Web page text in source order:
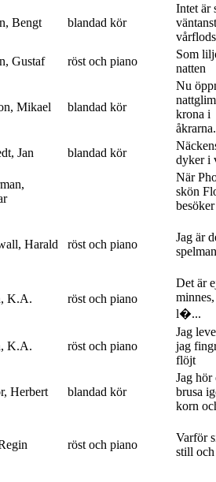
Bengt blandad kör
Intet är
Gustaf röst och piano
Som
natten
Mikael blandad kör
Nu
krona i
Jan blandad kör
dyker i
När
skön
besöker
Harald röst och piano
Jag är
spelman
K.A. röst och piano
Det är
l�...
K.A. röst och piano
Jag
jag
flöjt
Herbert blandad kör
Jag hör
brusa
korn
röst och piano
Varför
still